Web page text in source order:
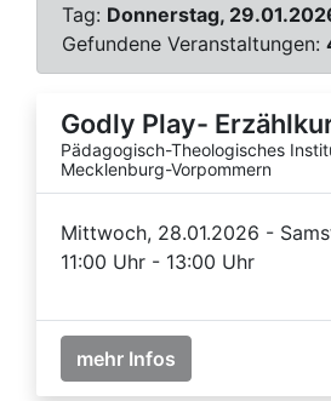
Tag: Donnerstag,
Gefundene Veranstaltungen:
Godly Play-
Pädagogisch-Theologisches
Mecklenburg-Vorpommern
Mittwoch, 28.01.2026 -
11:00 Uhr - 13:00 Uhr
mehr Infos